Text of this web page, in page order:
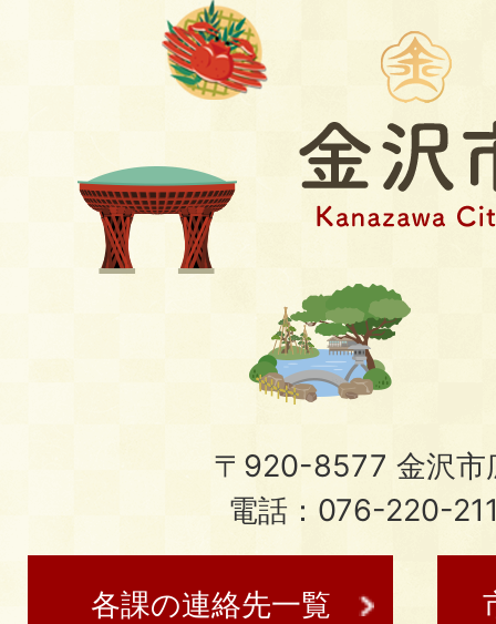
〒920-8577 金沢市
電話：076-220-
各課の連絡先一覧